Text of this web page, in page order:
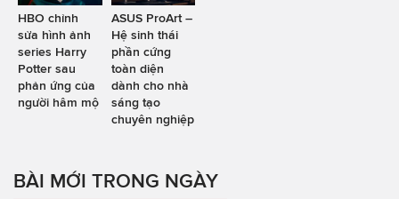
HBO chỉnh
sửa hình ảnh
series Harry
Potter sau
phản ứng của
người hâm mộ
ASUS ProArt –
Hệ sinh thái
phần cứng
toàn diện
dành cho nhà
sáng tạo
chuyên nghiệp
BÀI MỚI TRONG NGÀY